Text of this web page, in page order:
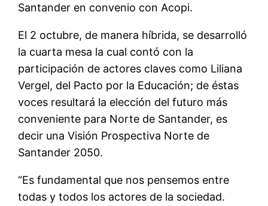
Santander en convenio con Acopi.
El 2 octubre, de manera híbrida, se desarrolló
la cuarta mesa la cual contó con la
participación de actores claves como Liliana
Vergel, del Pacto por la Educación; de éstas
voces resultará la elección del futuro más
conveniente para Norte de Santander, es
decir una Visión Prospectiva Norte de
Santander 2050.
“Es fundamental que nos pensemos entre
todas y todos los actores de la sociedad.